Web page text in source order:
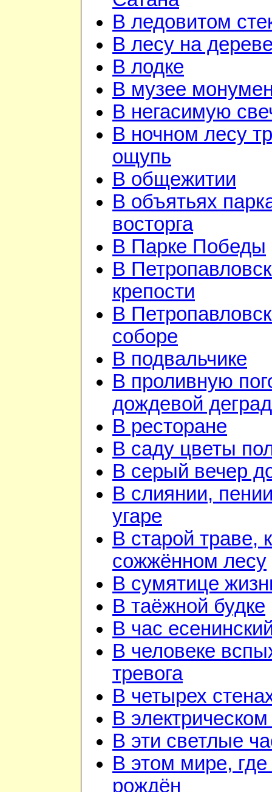
В ледовитом
В лесу на
В лодке
В музее
В негасимую
В ночном лесу
ощупь
В общежитии
В объятьях
восторга
В Парке Победы
В
крепости
В
соборе
В подвальчике
В проливную
дождевой
В ресторане
В саду цветы
В серый вечер
В слиянии,
угаре
В старой траве,
сожжённом лесу
В сумятице
В таёжной будке
В час
В человеке
тревога
В четырех
В
В эти светлые
В этом мире,
рождён